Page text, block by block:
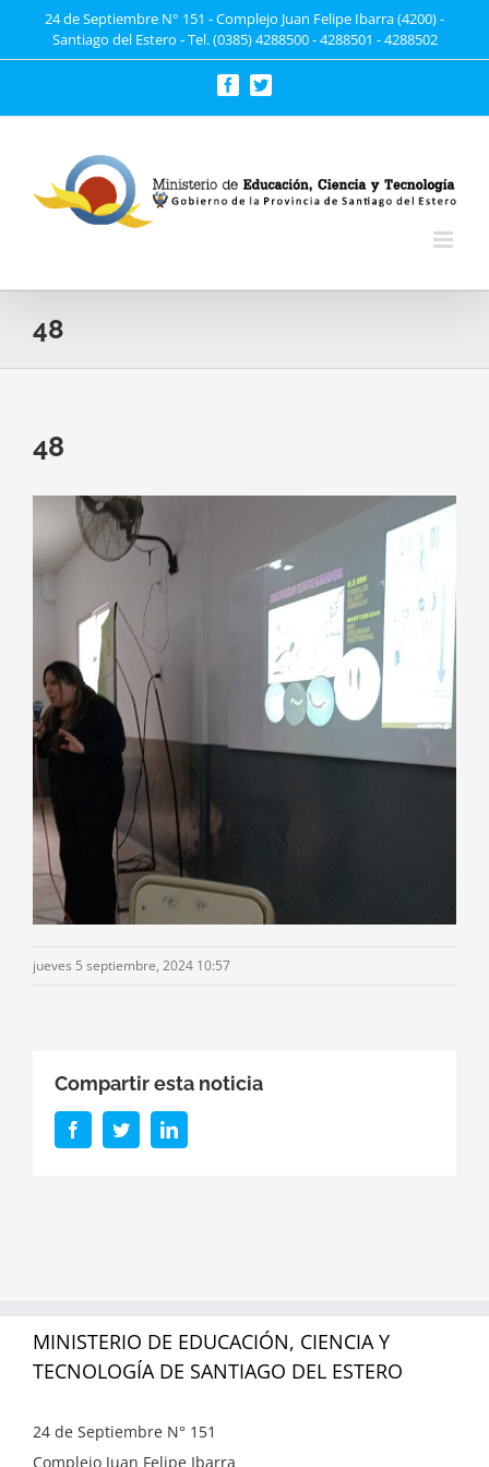
24 de Septiembre N° 151 - Complejo Juan Felipe Ibarra (4200) -
Santiago del Estero - Tel. (0385) 4288500 - 4288501 - 4288502
FacebookTwitter
48
48
jueves 5 septiembre, 2024 10:57
Compartir esta noticia
FacebookTwitterLinkedIn
MINISTERIO DE EDUCACIÓN, CIENCIA Y
TECNOLOGÍA DE SANTIAGO DEL ESTERO
24 de Septiembre N° 151
Complejo Juan Felipe Ibarra